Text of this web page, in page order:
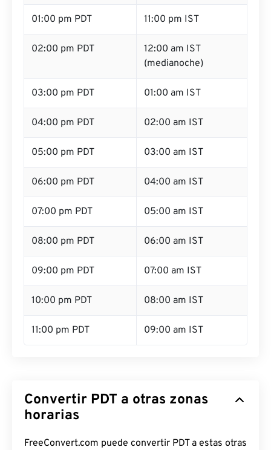
01:00 pm PDT 11:00 pm IST
02:00 pm PDT
12:00 am IST
(medianoche)
03:00 pm PDT 01:00 am IST
04:00 pm PDT 02:00 am IST
05:00 pm PDT 03:00 am IST
06:00 pm PDT 04:00 am IST
07:00 pm PDT 05:00 am IST
08:00 pm PDT 06:00 am IST
09:00 pm PDT 07:00 am IST
10:00 pm PDT 08:00 am IST
11:00 pm PDT 09:00 am IST
Convertir PDT a otras zonas
horarias
FreeConvert.com puede convertir PDT a estas otras